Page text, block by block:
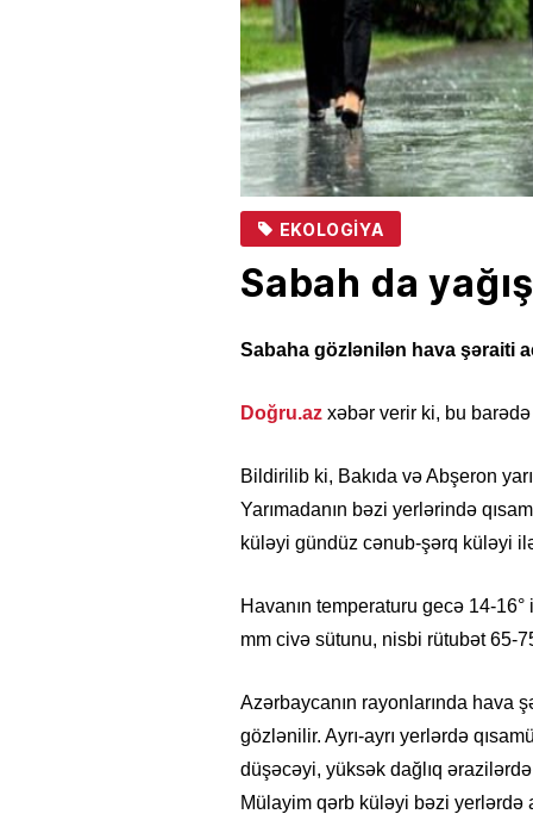
EKOLOGIYA
Sabah da
Sabaha gözlənilən hava şəraiti
Doğru.az xəbər verir ki, bu
Bildirilib ki, Bakıda və Abşeron
Yarımadanın bəzi yerlərində
küləyi gündüz cənub-şərq küləyi
Havanın temperaturu gecə 14-
mm civə sütunu, nisbi rütubət 65-
Azərbaycanın rayonlarında hava
gözlənilir. Ayrı-ayrı yerlərdə
düşəcəyi, yüksək dağlıq
Mülayim qərb küləyi bəzi yerlərdə